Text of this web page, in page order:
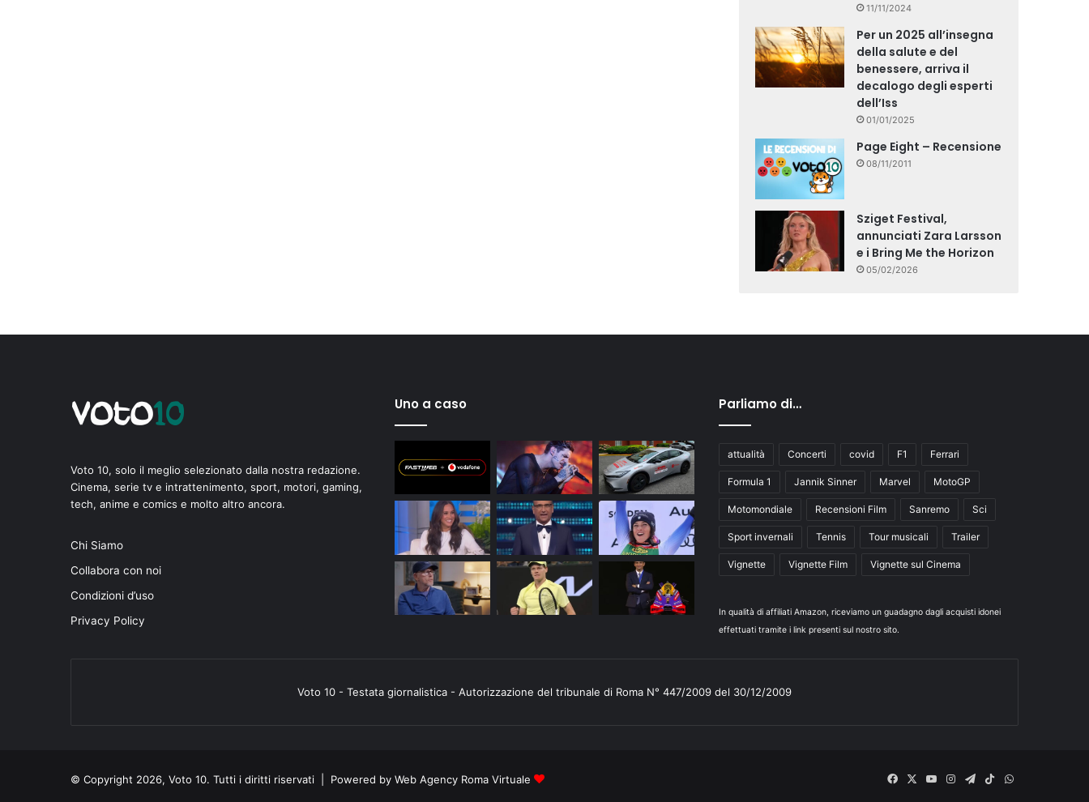
11/11/2024
Per un 2025 all’insegna
della salute e del
benessere, arriva il
decalogo degli esperti
dell’Iss
01/01/2025
Page Eight – Recensione
08/11/2011
Sziget Festival,
annunciati Zara Larsson
e i Bring Me the Horizon
05/02/2026
Voto 10, solo il meglio selezionato dalla nostra redazione.
Cinema, serie tv e intrattenimento, sport, motori, gaming,
tech, anime e comics e molto altro ancora.
Chi Siamo
Collabora con noi
Condizioni d’uso
Privacy Policy
Uno a caso Parliamo di…
attualità Concerti covid F1 Ferrari
Formula 1 Jannik Sinner Marvel MotoGP
Motomondiale Recensioni Film Sanremo Sci
Sport invernali Tennis Tour musicali Trailer
Vignette Vignette Film Vignette sul Cinema
In qualità di affiliati Amazon, riceviamo un guadagno dagli acquisti idonei
effettuati tramite i link presenti sul nostro sito.
Voto 10 - Testata giornalistica - Autorizzazione del tribunale di Roma N° 447/2009 del 30/12/2009
© Copyright 2026, Voto 10. Tutti i diritti riservati | Powered by Web Agency Roma Virtuale Facebook
X
YouInstagram
Telegram
TikTokWhatsApp